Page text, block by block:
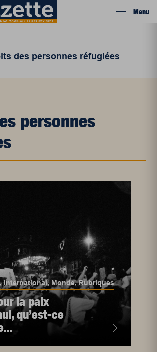
Menu
des personnes réfugiées
personnes
,International, Monde,Rubriques
la paix
qu’est-ce